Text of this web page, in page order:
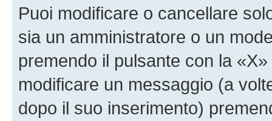
Puoi modificare o cancellare
sia un amministratore o un
premendo il pulsante con la
modificare un messaggio (a
dopo il suo inserimento)